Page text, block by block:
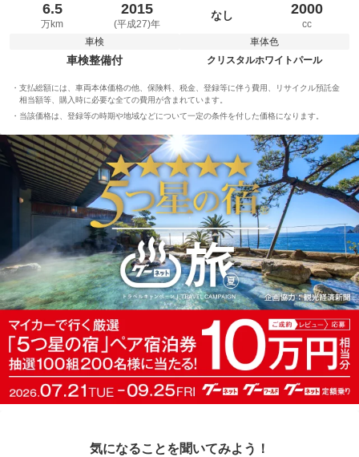
6.5
万km
2015
(平成27)年
なし 2000
cc
車検
車検整備付
車体色
クリスタルホワイトパール
支払総額には、車両本体価格の他、保険料、税金、登録等に伴う費用、リサイクル預託金
相当額等、購入時に必要な全ての費用が含まれています。
当該価格は、登録等の時期や地域などについて一定の条件を付した価格になります。
気になることを聞いてみよう！